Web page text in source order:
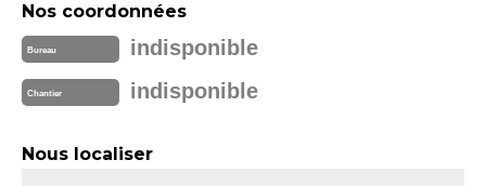
Nos coordonnées
Bureau indisponible
Chantier indisponible
Nous localiser